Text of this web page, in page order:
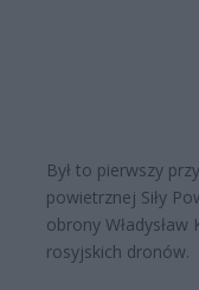
Był to pierwszy
powietrznej Siły
obrony
rosyjskich dronów.